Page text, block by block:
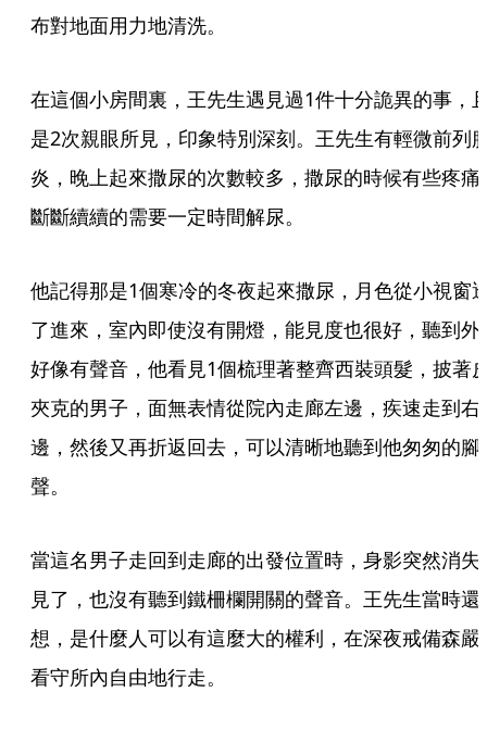
布對地面用力地清洗。
在這個小房間裏，王先生遇見過1件十分詭異的事，
是2次親眼所見，印象特別深刻。王先生有輕微前列
炎，晚上起來撒尿的次數較多，撒尿的時候有些疼痛
斷斷續續的需要一定時間解尿。
他記得那是1個寒冷的冬夜起來撒尿，月色從小視窗
了進來，室內即使沒有開燈，能見度也很好，聽到外
好像有聲音，他看見1個梳理著整齊西裝頭髮，披著
夾克的男子，面無表情從院內走廊左邊，疾速走到右
邊，然後又再折返回去，可以清晰地聽到他匆匆的腳
聲。
當這名男子走回到走廊的出發位置時，身影突然消失
見了，也沒有聽到鐵柵欄開關的聲音。王先生當時還
想，是什麼人可以有這麼大的權利，在深夜戒備森嚴
看守所內自由地行走。